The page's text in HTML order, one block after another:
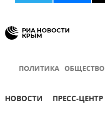
ПОЛИТИКА ОБЩЕСТВО
НОВОСТИ ПРЕСС-ЦЕНТР